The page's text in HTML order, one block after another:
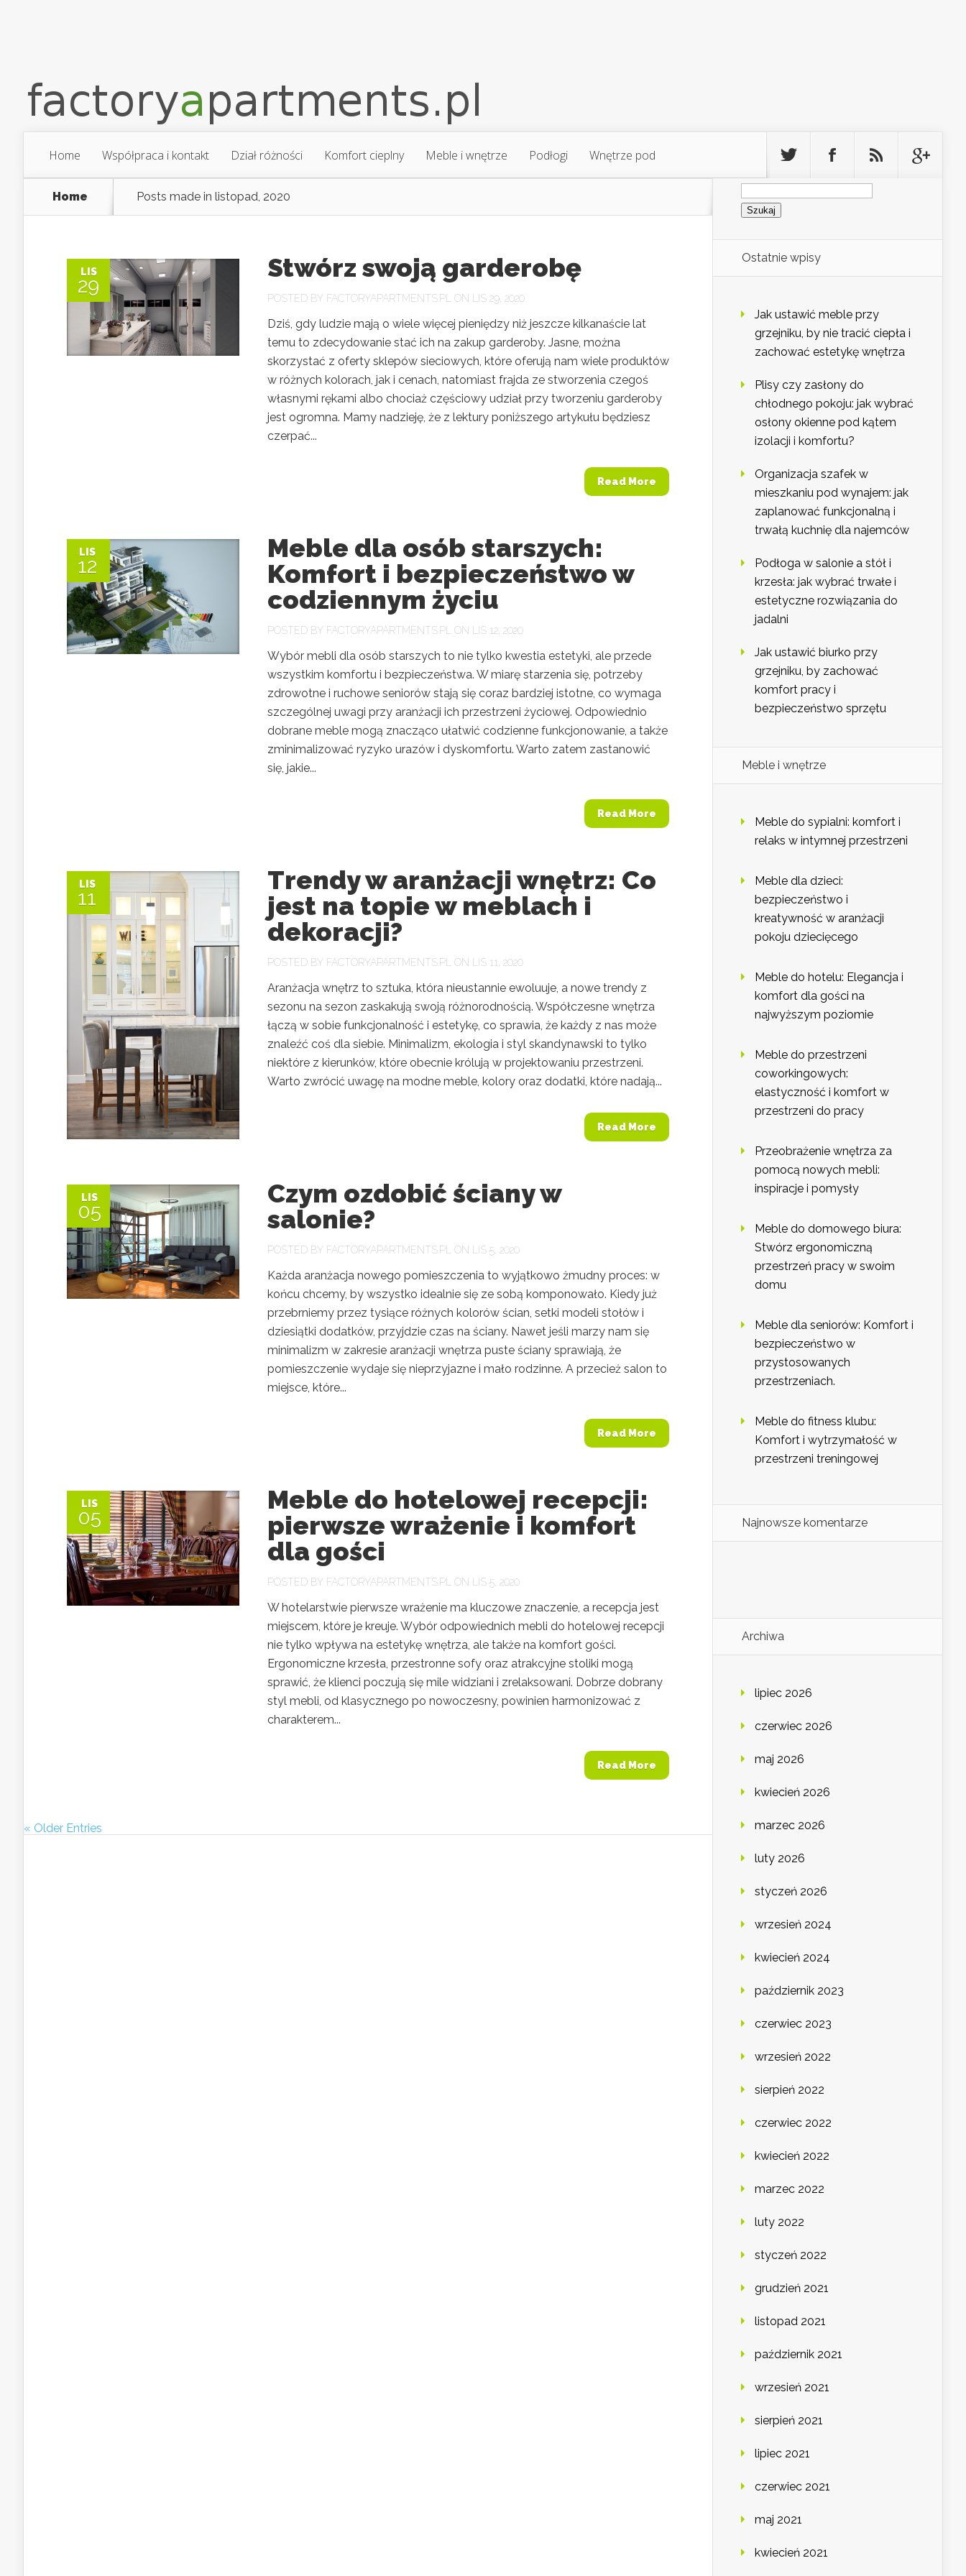
Home Współpraca i kontakt Dział różności Komfort cieplny Meble i wnętrze Podłogi Wnętrze pod
Home Posts made in listopad, 2020
LIS
29
Stwórz swoją garderobę
POSTED BY FACTORYAPARTMENTS.PL ON LIS 29, 2020
Dziś, gdy ludzie mają o wiele więcej pieniędzy niż jeszcze kilkanaście lat
temu to zdecydowanie stać ich na zakup garderoby. Jasne, można
skorzystać z oferty sklepów sieciowych, które oferują nam wiele produktów
w różnych kolorach, jak i cenach, natomiast frajda ze stworzenia czegoś
własnymi rękami albo chociaż częściowy udział przy tworzeniu garderoby
jest ogromna. Mamy nadzieję, że z lektury poniższego artykułu będziesz
czerpać...
Read More
LIS
12
Meble dla osób starszych:
Komfort i bezpieczeństwo w
codziennym życiu
POSTED BY FACTORYAPARTMENTS.PL ON LIS 12, 2020
Wybór mebli dla osób starszych to nie tylko kwestia estetyki, ale przede
wszystkim komfortu i bezpieczeństwa. W miarę starzenia się, potrzeby
zdrowotne i ruchowe seniorów stają się coraz bardziej istotne, co wymaga
szczególnej uwagi przy aranżacji ich przestrzeni życiowej. Odpowiednio
dobrane meble mogą znacząco ułatwić codzienne funkcjonowanie, a także
zminimalizować ryzyko urazów i dyskomfortu. Warto zatem zastanowić
się, jakie...
Read More
LIS
11
Trendy w aranżacji wnętrz: Co
jest na topie w meblach i
dekoracji?
POSTED BY FACTORYAPARTMENTS.PL ON LIS 11, 2020
Aranżacja wnętrz to sztuka, która nieustannie ewoluuje, a nowe trendy z
sezonu na sezon zaskakują swoją różnorodnością. Współczesne wnętrza
łączą w sobie funkcjonalność i estetykę, co sprawia, że każdy z nas może
znaleźć coś dla siebie. Minimalizm, ekologia i styl skandynawski to tylko
niektóre z kierunków, które obecnie królują w projektowaniu przestrzeni.
Warto zwrócić uwagę na modne meble, kolory oraz dodatki, które nadają...
Read More
LIS
05
Czym ozdobić ściany w
salonie?
POSTED BY FACTORYAPARTMENTS.PL ON LIS 5, 2020
Każda aranżacja nowego pomieszczenia to wyjątkowo żmudny proces: w
końcu chcemy, by wszystko idealnie się ze sobą komponowało. Kiedy już
przebrniemy przez tysiące różnych kolorów ścian, setki modeli stołów i
dziesiątki dodatków, przyjdzie czas na ściany. Nawet jeśli marzy nam się
minimalizm w zakresie aranżacji wnętrza puste ściany sprawiają, że
pomieszczenie wydaje się nieprzyjazne i mało rodzinne. A przecież salon to
miejsce, które...
Read More
LIS
05
Meble do hotelowej recepcji:
pierwsze wrażenie i komfort
dla gości
POSTED BY FACTORYAPARTMENTS.PL ON LIS 5, 2020
W hotelarstwie pierwsze wrażenie ma kluczowe znaczenie, a recepcja jest
miejscem, które je kreuje. Wybór odpowiednich mebli do hotelowej recepcji
nie tylko wpływa na estetykę wnętrza, ale także na komfort gości.
Ergonomiczne krzesła, przestronne sofy oraz atrakcyjne stoliki mogą
sprawić, że klienci poczują się mile widziani i zrelaksowani. Dobrze dobrany
styl mebli, od klasycznego po nowoczesny, powinien harmonizować z
charakterem...
Read More
« Older Entries
Szukaj:
Ostatnie wpisy
Jak ustawić meble przy
grzejniku, by nie tracić ciepła i
zachować estetykę wnętrza
Plisy czy zasłony do
chłodnego pokoju: jak wybrać
osłony okienne pod kątem
izolacji i komfortu?
Organizacja szafek w
mieszkaniu pod wynajem: jak
zaplanować funkcjonalną i
trwałą kuchnię dla najemców
Podłoga w salonie a stół i
krzesła: jak wybrać trwałe i
estetyczne rozwiązania do
jadalni
Jak ustawić biurko przy
grzejniku, by zachować
komfort pracy i
bezpieczeństwo sprzętu
Meble i wnętrze
Meble do sypialni: komfort i
relaks w intymnej przestrzeni
Meble dla dzieci:
bezpieczeństwo i
kreatywność w aranżacji
pokoju dziecięcego
Meble do hotelu: Elegancja i
komfort dla gości na
najwyższym poziomie
Meble do przestrzeni
coworkingowych:
elastyczność i komfort w
przestrzeni do pracy
Przeobrażenie wnętrza za
pomocą nowych mebli:
inspiracje i pomysły
Meble do domowego biura:
Stwórz ergonomiczną
przestrzeń pracy w swoim
domu
Meble dla seniorów: Komfort i
bezpieczeństwo w
przystosowanych
przestrzeniach.
Meble do fitness klubu:
Komfort i wytrzymałość w
przestrzeni treningowej
Najnowsze komentarze
Archiwa
lipiec 2026
czerwiec 2026
maj 2026
kwiecień 2026
marzec 2026
luty 2026
styczeń 2026
wrzesień 2024
kwiecień 2024
październik 2023
czerwiec 2023
wrzesień 2022
sierpień 2022
czerwiec 2022
kwiecień 2022
marzec 2022
luty 2022
styczeń 2022
grudzień 2021
listopad 2021
październik 2021
wrzesień 2021
sierpień 2021
lipiec 2021
czerwiec 2021
maj 2021
kwiecień 2021